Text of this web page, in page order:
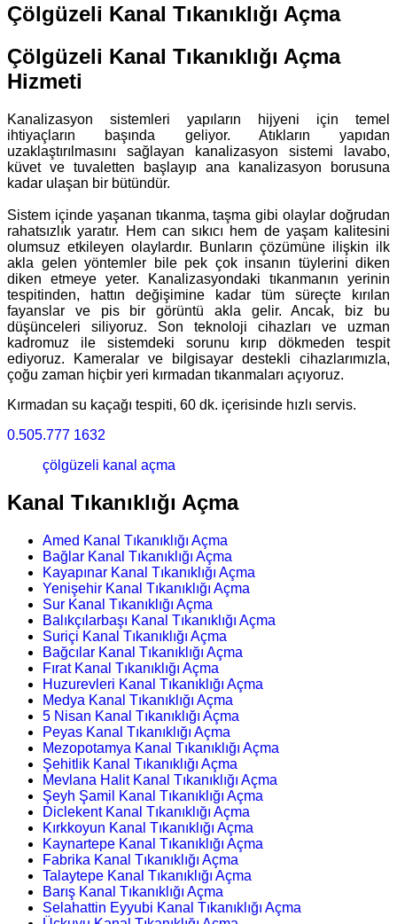
Çölgüzeli Kanal Tıkanıklığı Açma
Çölgüzeli Kanal Tıkanıklığı Açma
Hizmeti
Kanalizasyon sistemleri yapıların hijyeni için temel
ihtiyaçların başında geliyor. Atıkların yapıdan
uzaklaştırılmasını sağlayan kanalizasyon sistemi lavabo,
küvet ve tuvaletten başlayıp ana kanalizasyon borusuna
kadar ulaşan bir bütündür.
Sistem içinde yaşanan tıkanma, taşma gibi olaylar doğrudan
rahatsızlık yaratır. Hem can sıkıcı hem de yaşam kalitesini
olumsuz etkileyen olaylardır. Bunların çözümüne ilişkin ilk
akla gelen yöntemler bile pek çok insanın tüylerini diken
diken etmeye yeter. Kanalizasyondaki tıkanmanın yerinin
tespitinden, hattın değişimine kadar tüm süreçte kırılan
fayanslar ve pis bir görüntü akla gelir. Ancak, biz bu
düşünceleri siliyoruz. Son teknoloji cihazları ve uzman
kadromuz ile sistemdeki sorunu kırıp dökmeden tespit
ediyoruz. Kameralar ve bilgisayar destekli cihazlarımızla,
çoğu zaman hiçbir yeri kırmadan tıkanmaları açıyoruz.
Kırmadan su kaçağı tespiti, 60 dk. içerisinde hızlı servis.
0.505.777 1632
çölgüzeli kanal açma
Kanal Tıkanıklığı Açma
Amed Kanal Tıkanıklığı Açma
Bağlar Kanal Tıkanıklığı Açma
Kayapınar Kanal Tıkanıklığı Açma
Yenişehir Kanal Tıkanıklığı Açma
Sur Kanal Tıkanıklığı Açma
Balıkçılarbaşı Kanal Tıkanıklığı Açma
Suriçi Kanal Tıkanıklığı Açma
Bağcılar Kanal Tıkanıklığı Açma
Fırat Kanal Tıkanıklığı Açma
Huzurevleri Kanal Tıkanıklığı Açma
Medya Kanal Tıkanıklığı Açma
5 Nisan Kanal Tıkanıklığı Açma
Peyas Kanal Tıkanıklığı Açma
Mezopotamya Kanal Tıkanıklığı Açma
Şehitlik Kanal Tıkanıklığı Açma
Mevlana Halit Kanal Tıkanıklığı Açma
Şeyh Şamil Kanal Tıkanıklığı Açma
Diclekent Kanal Tıkanıklığı Açma
Kırkkoyun Kanal Tıkanıklığı Açma
Kaynartepe Kanal Tıkanıklığı Açma
Fabrika Kanal Tıkanıklığı Açma
Talaytepe Kanal Tıkanıklığı Açma
Barış Kanal Tıkanıklığı Açma
Selahattin Eyyubi Kanal Tıkanıklığı Açma